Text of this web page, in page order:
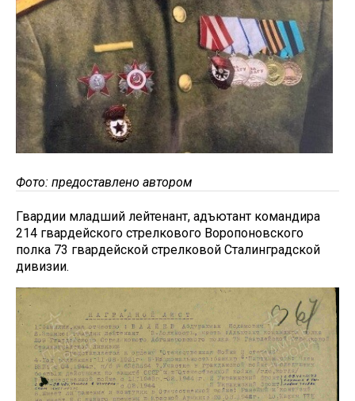
Фото: предоставлено автором
Гвардии младший лейтенант, адъютант командира
214 гвардейского стрелкового Воропоновского
полка 73 гвардейской стрелковой Сталинградской
дивизии.